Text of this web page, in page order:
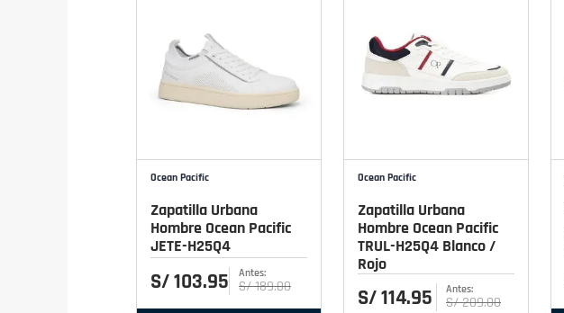
Ocean Pacific
Zapatilla Urbana
Hombre Ocean Pacific
JETE-H25Q4
S/103.95 S/189.00
Ocean Pacific
Zapatilla Urbana
Hombre Ocean Pacific
TRUL-H25Q4 Blanco /
Rojo
S/114.95 S/209.00